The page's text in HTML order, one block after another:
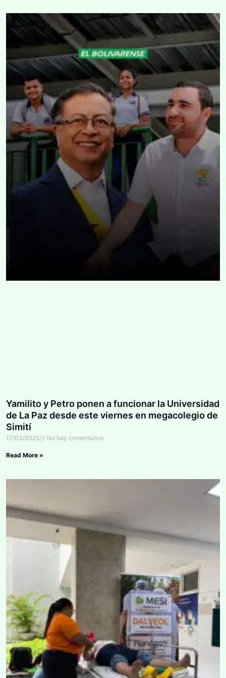
Yamilito y Petro ponen a funcionar la Universidad
de La Paz desde este viernes en megacolegio de
Simití
17/03/2025 No hay comentarios
Read More »